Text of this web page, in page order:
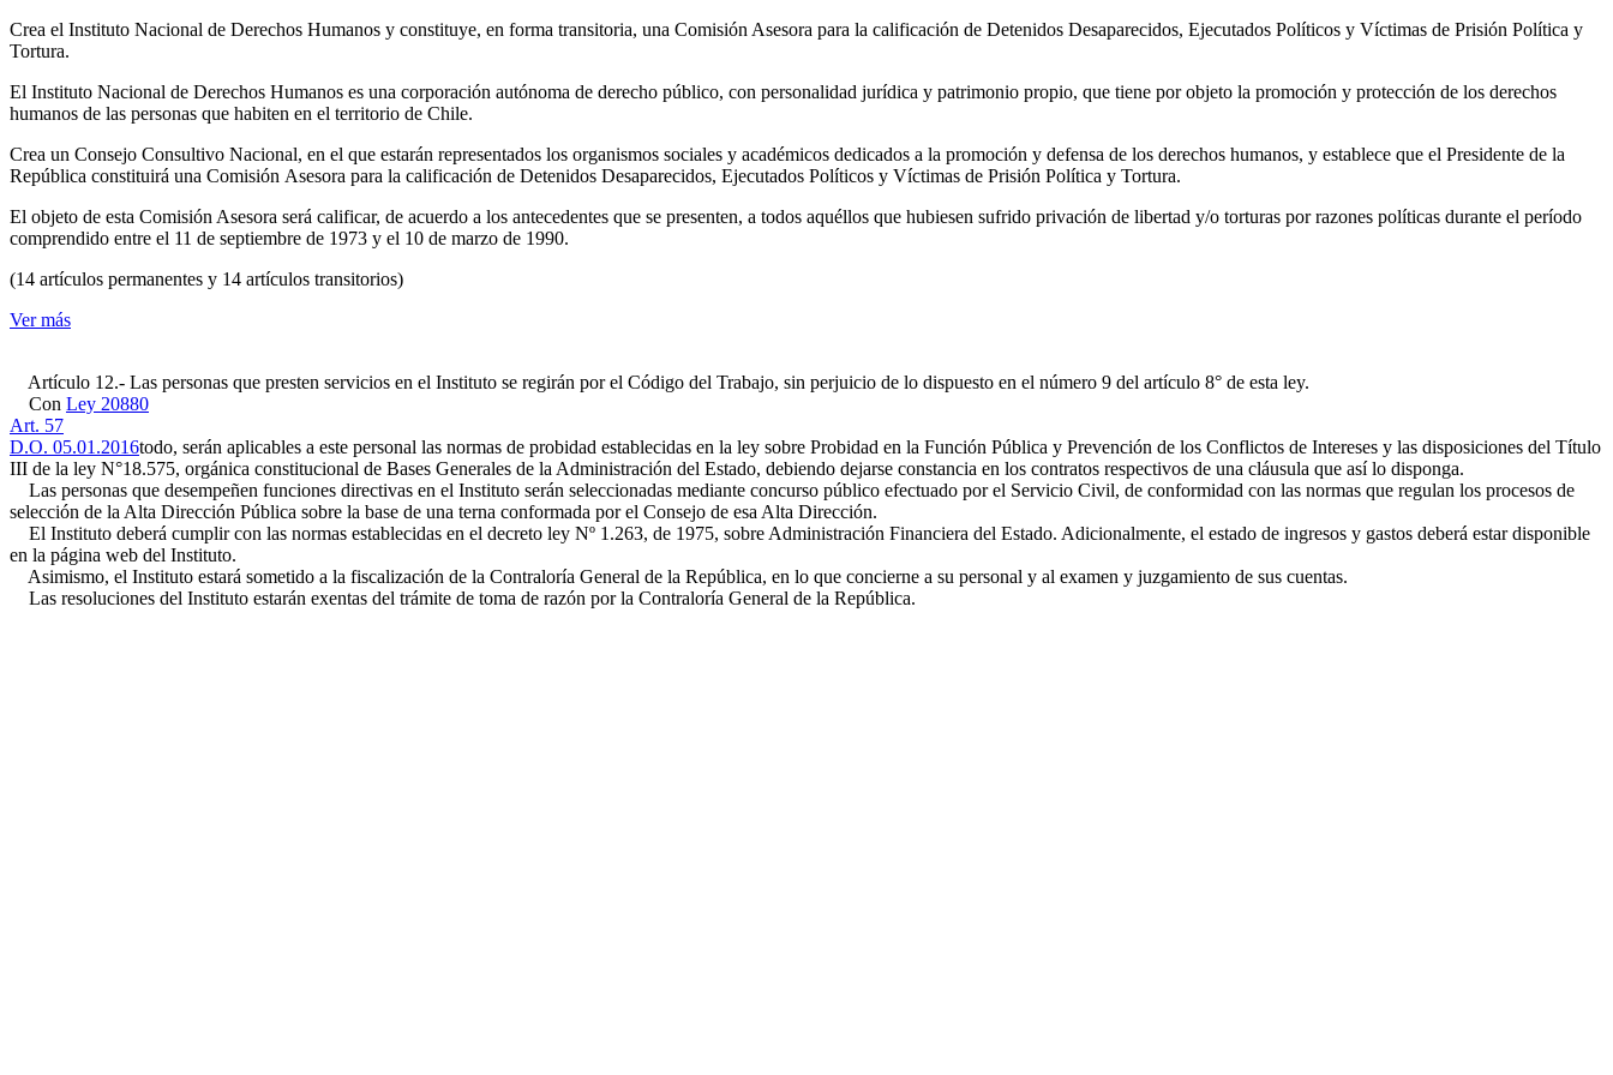
Crea el Instituto Nacional de Derechos Humanos y constituye, en forma transitoria, una Comisión Asesora para la calificación de Detenidos Desaparecidos, Ejecutados Políticos y Víctimas de Prisión Política y
Tortura.
El Instituto Nacional de Derechos Humanos es una corporación autónoma de derecho público, con personalidad jurídica y patrimonio propio, que tiene por objeto la promoción y protección de los derechos
humanos de las personas que habiten en el territorio de Chile.
Crea un Consejo Consultivo Nacional, en el que estarán representados los organismos sociales y académicos dedicados a la promoción y defensa de los derechos humanos, y establece que el Presidente de la
República constituirá una Comisión Asesora para la calificación de Detenidos Desaparecidos, Ejecutados Políticos y Víctimas de Prisión Política y Tortura.
El objeto de esta Comisión Asesora será calificar, de acuerdo a los antecedentes que se presenten, a todos aquéllos que hubiesen sufrido privación de libertad y/o torturas por razones políticas durante el período
comprendido entre el 11 de septiembre de 1973 y el 10 de marzo de 1990.
(14 artículos permanentes y 14 artículos transitorios)
Ver más
Artículo 12.- Las personas que presten servicios en el Instituto se regirán por el Código del Trabajo, sin perjuicio de lo dispuesto en el número 9 del artículo 8° de esta ley.
Con Ley 20880
Art. 57
D.O. 05.01.2016todo, serán aplicables a este personal las normas de probidad establecidas en la ley sobre Probidad en la Función Pública y Prevención de los Conflictos de Intereses y las disposiciones del Título
III de la ley N°18.575, orgánica constitucional de Bases Generales de la Administración del Estado, debiendo dejarse constancia en los contratos respectivos de una cláusula que así lo disponga.
Las personas que desempeñen funciones directivas en el Instituto serán seleccionadas mediante concurso público efectuado por el Servicio Civil, de conformidad con las normas que regulan los procesos de
selección de la Alta Dirección Pública sobre la base de una terna conformada por el Consejo de esa Alta Dirección.
El Instituto deberá cumplir con las normas establecidas en el decreto ley Nº 1.263, de 1975, sobre Administración Financiera del Estado. Adicionalmente, el estado de ingresos y gastos deberá estar disponible
en la página web del Instituto.
Asimismo, el Instituto estará sometido a la fiscalización de la Contraloría General de la República, en lo que concierne a su personal y al examen y juzgamiento de sus cuentas.
Las resoluciones del Instituto estarán exentas del trámite de toma de razón por la Contraloría General de la República.